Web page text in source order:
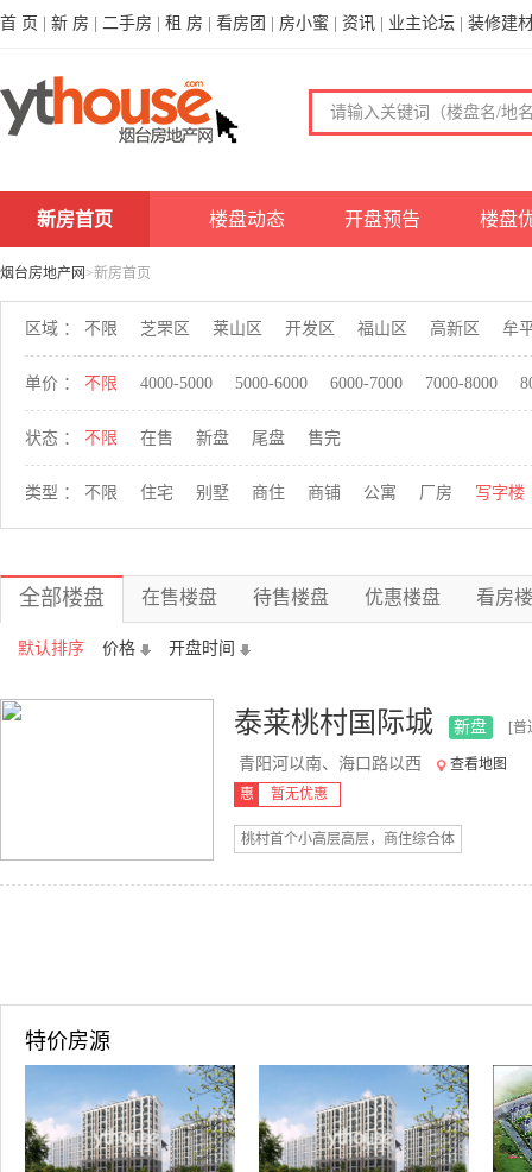
首 页 新 房 二手房 租 房 看房团 房小蜜 资讯 业主论坛 装修建
新房首页 楼盘动态 开盘预告 楼盘
烟台房地产网 >新房首页
区域 ： 不限 芝罘区 莱山区 开发区 福山区 高新区 牟
单价 ： 不限 4000-5000 5000-6000 6000-7000 7000-8000
状态 ： 不限 在售 新盘 尾盘 售完
类型 ： 不限 住宅 别墅 商住 商铺 公寓 厂房 写字楼
全部楼盘 在售楼盘 待售楼盘 优惠楼盘 看房
默认排序 价格 开盘时间
泰莱桃村国际城 新盘 [普
青阳河以南、海口路以西
查看地图
惠
暂无优惠
桃村首个小高层高层，商住综合体
特价房源